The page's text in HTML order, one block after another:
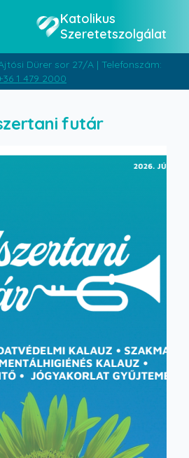
Katolikus
Szeretetszolgálat
Dürer sor 27/A | Telefonszám:
1 479 2000
futár